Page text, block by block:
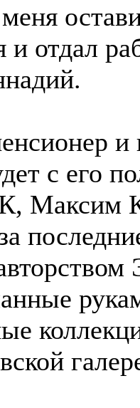
и отдал
и
с его
Максим